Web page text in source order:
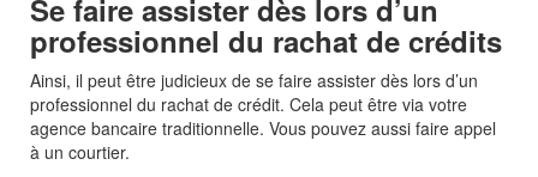
Se faire assister dès lors d’un
professionnel du rachat de crédits
Ainsi, il peut être judicieux de se faire assister dès lors d’un
professionnel du rachat de crédit. Cela peut être via votre
agence bancaire traditionnelle. Vous pouvez aussi faire appel
à un courtier.